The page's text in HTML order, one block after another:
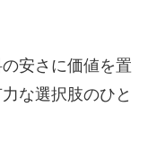
安さに価値を置
な選択肢のひと